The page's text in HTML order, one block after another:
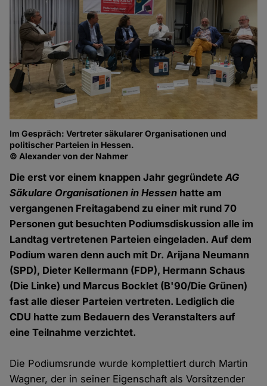
Im Gespräch: Vertreter säkularer Organisationen und
politischer Parteien in Hessen.
© Alexander von der Nahmer
Die erst vor einem knappen Jahr gegründeteAG
Säkulare Organisationen in Hessen hatte am
vergangenen Freitagabend zu einer mit rund 70
Personen gut besuchten Podiumsdiskussion alle im
Landtag vertretenen Parteien eingeladen. Auf dem
Podium waren denn auch mit Dr. Arijana Neumann
(SPD), Dieter Kellermann (FDP), Hermann Schaus
(Die Linke) und Marcus Bocklet (B'90/Die Grünen)
fast alle dieser Parteien vertreten. Lediglich die
CDU hatte zum Bedauern des Veranstalters auf
eine Teilnahme verzichtet.
Die Podiumsrunde wurde komplettiert durch Martin
Wagner, der in seiner Eigenschaft als Vorsitzender